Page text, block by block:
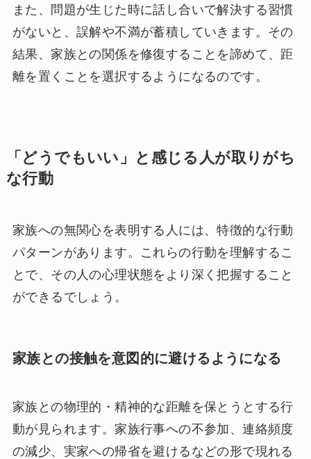
また、問題が生じた時に話し合いで解決する習慣
がないと、誤解や不満が蓄積していきます。その
結果、家族との関係を修復することを諦めて、距
離を置くことを選択するようになるのです。
「どうでもいい」と感じる人が取りがち
な行動
家族への無関心を表明する人には、特徴的な行動
パターンがあります。これらの行動を理解するこ
とで、その人の心理状態をより深く把握すること
ができるでしょう。
家族との接触を意図的に避けるようになる
家族との物理的・精神的な距離を保とうとする行
動が見られます。家族行事への不参加、連絡頻度
の減少、実家への帰省を避けるなどの形で現れる